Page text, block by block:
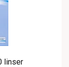
linser